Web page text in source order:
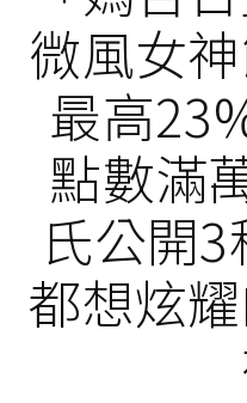
微風女
最高
點數滿
氏公開
都想炫